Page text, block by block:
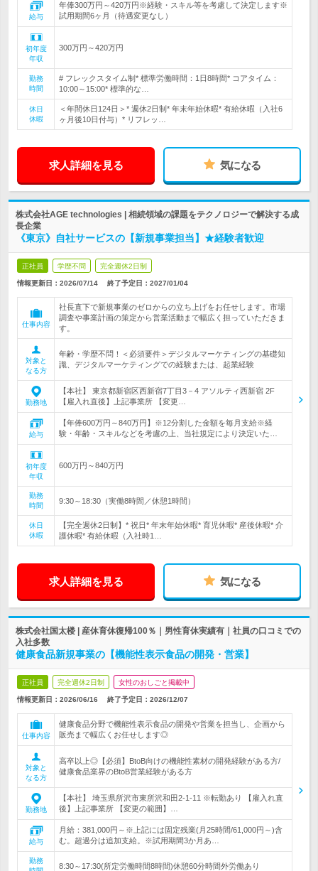
給与
年俸300万円～420万円※経験・スキル等を考慮して決定します※
試用期間6ヶ月（待遇変更なし）
初年度
年収
300万円～420万円
勤務
時間
# フレックスタイム制* 標準労働時間：1日8時間* コアタイム：
10:00～15:00* 標準的な…
休日
休暇
＜年間休日124日＞* 週休2日制* 年末年始休暇* 有給休暇（入社6
ヶ月後10日付与）* リフレッ…
求人詳細を見る 気になる
株式会社AGE technologies | 相続領域の課題をテクノロジーで解決する成
長企業
《東京》自社サービスの【新規事業担当】★経験者歓迎
正社員 学歴不問 完全週休2日制
情報更新日：2026/07/14 終了予定日： 2027/01/04
仕事内容
社長直下で新規事業のゼロからの立ち上げをお任せします。市場
調査や事業計画の策定から営業活動まで幅広く担っていただきま
す。
対象と
なる方
年齢・学歴不問！＜必須要件＞デジタルマーケティングの基礎知
識、デジタルマーケティングでの経験または、起業経験
勤務地
【本社】 東京都新宿区西新宿7丁目3－4 アソルティ西新宿 2F
【雇入れ直後】上記事業所 【変更…
給与
【年俸600万円～840万円】※12分割した金額を毎月支給※経
験・年齢・スキルなどを考慮の上、当社規定により決定いた…
初年度
年収
600万円～840万円
勤務
時間
9:30～18:30（実働8時間／休憩1時間）
休日
休暇
【完全週休2日制】* 祝日* 年末年始休暇* 育児休暇* 産後休暇* 介
護休暇* 有給休暇（入社時1…
求人詳細を見る 気になる
株式会社国太楼 | 産休育休復帰100％｜男性育休実績有｜社員の口コミでの
入社多数
健康食品新規事業の【機能性表示食品の開発・営業】
正社員 完全週休2日制 女性のおしごと掲載中
情報更新日：2026/06/16 終了予定日： 2026/12/07
仕事内容
健康食品分野で機能性表示食品の開発や営業を担当し、企画から
販売まで幅広くお任せします◎
対象と
なる方
高卒以上◎【必須】BtoB向けの機能性素材の開発経験がある方/
健康食品業界のBtoB営業経験がある方
勤務地
【本社】 埼玉県所沢市東所沢和田2-1-11 ※転勤あり 【雇入れ直
後】上記事業所 【変更の範囲】…
給与
月給：381,000円～※上記には固定残業(月25時間/61,000円～)含
む。超過分は追加支給。※試用期間3か月あ…
勤務
8:30～17:30(所定労働時間8時間)休憩60分時間外労働あり